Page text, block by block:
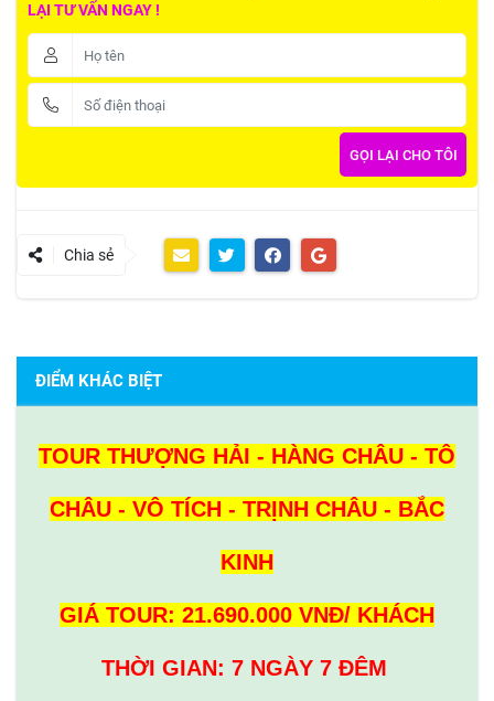
LẠI TƯ VẤN NGAY !
Chia sẻ
ĐIỂM KHÁC BIỆT
TOUR THƯỢNG HẢI - HÀNG CHÂU - TÔ
CHÂU - VÔ TÍCH - TRỊNH CHÂU - BẮC
KINH
GIÁ TOUR: 21.690.000 VNĐ/ KHÁCH
THỜI GIAN: 7 NGÀY 7 ĐÊM